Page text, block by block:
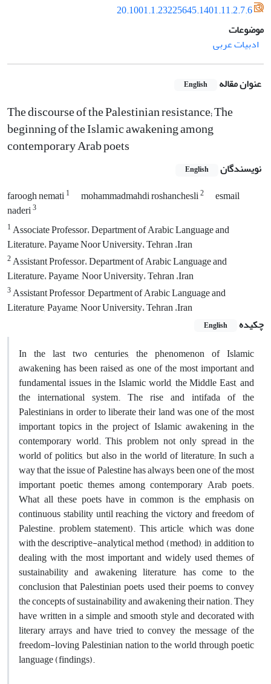
20.1001.1.23225645.1401.11.2.7.6
موضوعات
ادبیات عربی
عنوان مقاله English
The discourse of the Palestinian resistance; The
beginning of the Islamic awakening among
contemporary Arab poets
نویسندگان English
faroogh nemati1 mohammadmahdi roshanchesli2
esmail
naderi3
1Associate Professor، Department of Arabic Language and
Literature، Payame Noor University، Tehran ،Iran
2Assistant Professor، Department of Arabic Language and
Literature، Payame, Noor University، Tehran ،Iran
3Assistant Professor, Department of Arabic Language and
Literature, Payame, Noor University، Tehran ،Iran
چکیده
English
In the last two centuries, the phenomenon of Islamic
awakening has been raised as one of the most important and
fundamental issues in the Islamic world, the Middle East, and
the international system. The rise and intifada of the
Palestinians in order to liberate their land was one of the most
important topics in the project of Islamic awakening in the
contemporary world. This problem not only spread in the
world of politics, but also in the world of literature; In such a
way that the issue of Palestine has always been one of the most
important poetic themes among contemporary Arab poets.
What all these poets have in common is the emphasis on
continuous stability until reaching the victory and freedom of
Palestine. problem statement). This article, which was done
with the descriptive-analytical method (method), in addition to
dealing with the most important and widely used themes of
sustainability and awakening literature, has come to the
conclusion that Palestinian poets used their poems to convey
the concepts of sustainability and awakening their nation. They
have written in a simple and smooth style and decorated with
literary arrays and have tried to convey the message of the
freedom-loving Palestinian nation to the world through poetic
language (findings).